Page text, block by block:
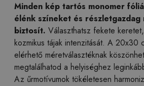
Minden kép tartós monomer
élénk színeket és részletgazdag
biztosít. Választhatsz fekete
kozmikus tájak intenzitását. A 20x30
elérhető méretválasztéknak
megtalálhatod a helyiséghez
Az űrmotívumok tökéletesen